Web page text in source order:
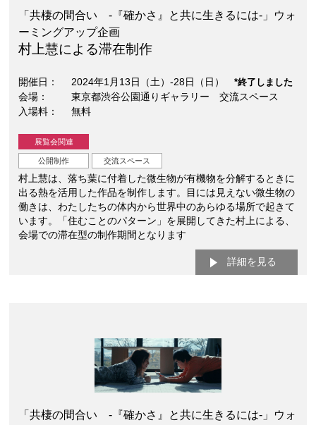
「共棲の間合い -『確かさ』と共に生きるには-」ウォ
ーミングアップ企画
村上慧による滞在制作
開催日 2024年1月13日（土）-28日（日）*終了しました
会場
東京都渋谷公園通りギャラリー 交流スペース
入場料
無料
展覧会関連
公開制作 交流スペース
村上慧は、落ち葉に付着した微生物が有機物を分解するときに
出る熱を活用した作品を制作します。目には見えない微生物の
働きは、わたしたちの体内から世界中のあらゆる場所で起きて
います。「住むことのパターン」を展開してきた村上による、
会場での滞在型の制作期間となります
詳細を見る
「共棲の間合い -『確かさ』と共に生きるには-」ウォ